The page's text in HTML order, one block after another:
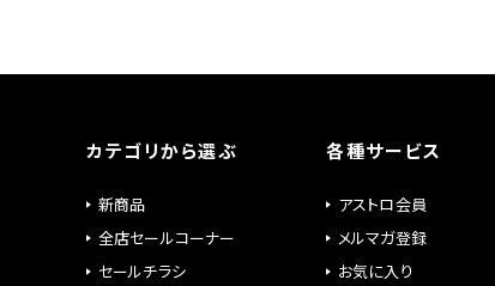
カテゴリから選ぶ
新商品
全店セールコーナー
セールチラシ
各種サービス
アストロ会員
メルマガ登録
お気に入り